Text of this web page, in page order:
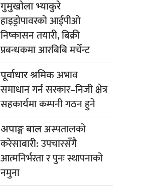
गुमुखोला भ्याकुरे
हाइड्रोपावरको आईपीओ
निष्कासन तयारी, बिक्री
प्रबन्धकमा आरबिबि मर्चेन्ट
पूर्वाधार श्रमिकअभाव
समाधान गर्न सरकार–निजी क्षेत्र
सहकार्यमा कम्पनी गठन हुने
अपाङ्ग बालअस्पतालको
करेसाबारी: उपचारसँगै
आत्मनिर्भरता र पुनः स्थापनाको
नमुना